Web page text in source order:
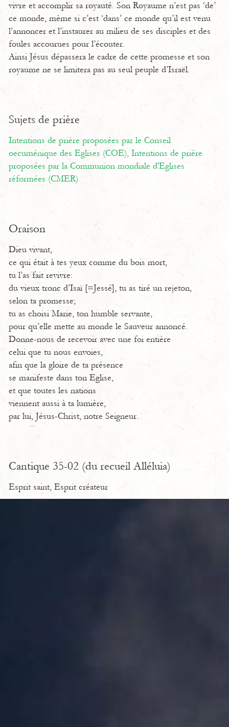
vivre et accomplir sa royauté. Son Royaume n’est pas ‘de’
ce monde, même si c’est ‘dans’ ce monde qu’il est venu
l’annoncer et l’instaurer au milieu de ses disciples et des
foules accourues pour l’écouter.
Ainsi Jésus dépassera le cadre de cette promesse et son
royaume ne se limitera pas au seul peuple d’Israël.
Sujets de prière
Intentions de prière proposées par le Conseil
oecuménique des Eglises (COE), Intentions de prière
proposées par la Communion mondiale d'Eglises
réformées (CMER)
Oraison
Dieu vivant,
ce qui était à tes yeux comme du bois mort,
tu l’as fait revivre:
du vieux tronc d’Isaï [=Jessé], tu as tiré un rejeton,
selon ta promesse;
tu as choisi Marie, ton humble servante,
pour qu’elle mette au monde le Sauveur annoncé.
Donne-nous de recevoir avec une foi entière
celui que tu nous envoies,
afin que la gloire de ta présence
se manifeste dans ton Eglise,
et que toutes les nations
viennent aussi à ta lumière,
par lui, Jésus-Christ, notre Seigneur.
Cantique 35-02 (du recueil Alléluia)
Esprit saint, Esprit créateur